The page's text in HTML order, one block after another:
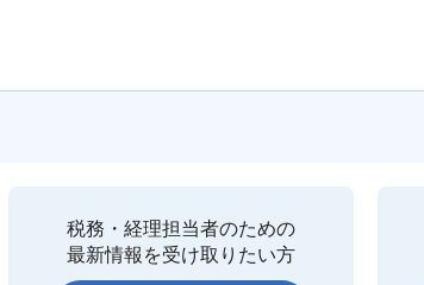
税務・経理担当者のための
最新情報を受け取りたい方